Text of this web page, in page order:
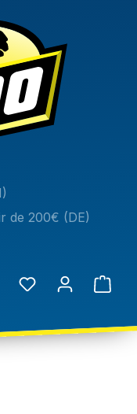
de 200€ (DE)